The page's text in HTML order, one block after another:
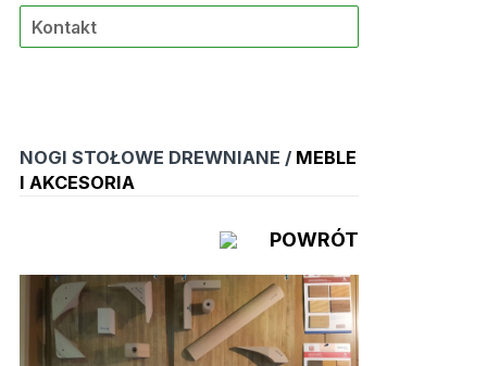
Kontakt
NOGI STOŁOWE DREWNIANE / MEBLE
I AKCESORIA
POWRÓT